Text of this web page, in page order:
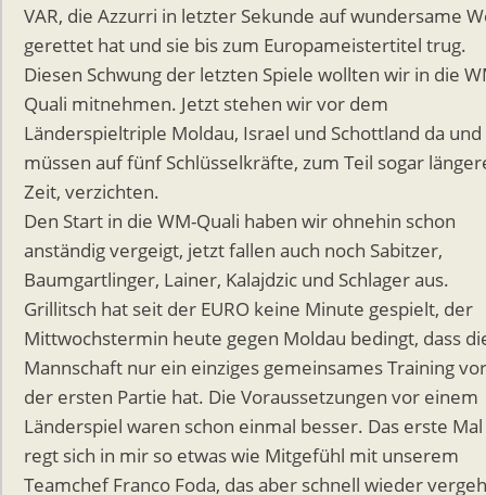
VAR, die Azzurri in letzter Sekunde auf wundersame
gerettet hat und sie bis zum Europameistertitel trug.
Diesen Schwung der letzten Spiele wollten wir in die
Quali mitnehmen. Jetzt stehen wir vor dem
Länderspieltriple Moldau, Israel und Schottland da und
müssen auf fünf Schlüsselkräfte, zum Teil sogar
Zeit, verzichten.
Den Start in die WM-Quali haben wir ohnehin schon
anständig vergeigt, jetzt fallen auch noch Sabitzer,
Baumgartlinger, Lainer, Kalajdzic und Schlager aus.
Grillitsch hat seit der EURO keine Minute gespielt, der
Mittwochstermin heute gegen Moldau bedingt, dass
Mannschaft nur ein einziges gemeinsames Training vor
der ersten Partie hat. Die Voraussetzungen vor einem
Länderspiel waren schon einmal besser. Das erste Mal
regt sich in mir so etwas wie Mitgefühl mit unserem
Teamchef Franco Foda, das aber schnell wieder